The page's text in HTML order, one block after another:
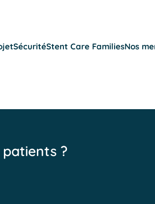
SécuritéStent Care FamiliesNos
patients ?